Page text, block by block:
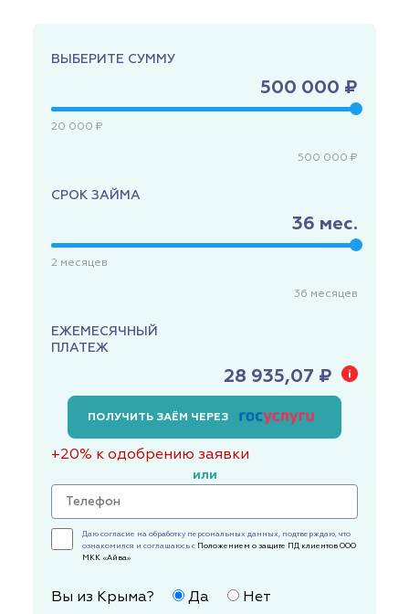
ВЫБЕРИТЕ СУММУ
500 000 ₽
20 000 ₽
500 000 ₽
СРОК ЗАЙМА
36 мес.
2 месяцев
36 месяцев
ЕЖЕМЕСЯЧНЫЙ
ПЛАТЕЖ
28 935,07 ₽
ПОЛУЧИТЬ ЗАЁМ ЧЕРЕЗ
+20% к одобрению заявки
или
Даю согласие на обработку персональных данных, подтверждаю, что
ознакомился и соглашаюсь с Положением о защите ПД клиентов ООО
МКК «Айва»
Вы из Крыма? Да Нет